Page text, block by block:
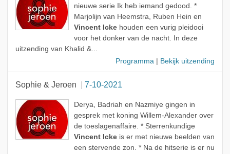
nieuwe serie Ik heb iemand gedood. *
Marjolijn van Heemstra, Ruben Hein en
Vincent Ickehouden een vurig pleidooi
voor het donker van de nacht. In deze
uitzending van Khalid &...
Programma
Bekijk uitzending
Sophie & Jeroen 7-10-2021
Derya, Badriah en Nazmiye gingen in
gesprek met koning Willem-Alexander over
de toeslagenaffaire. * Sterrenkundige
Vincent Ickeis er met nieuwe beelden van
een stervende zon. * Na de hitserie is er nu